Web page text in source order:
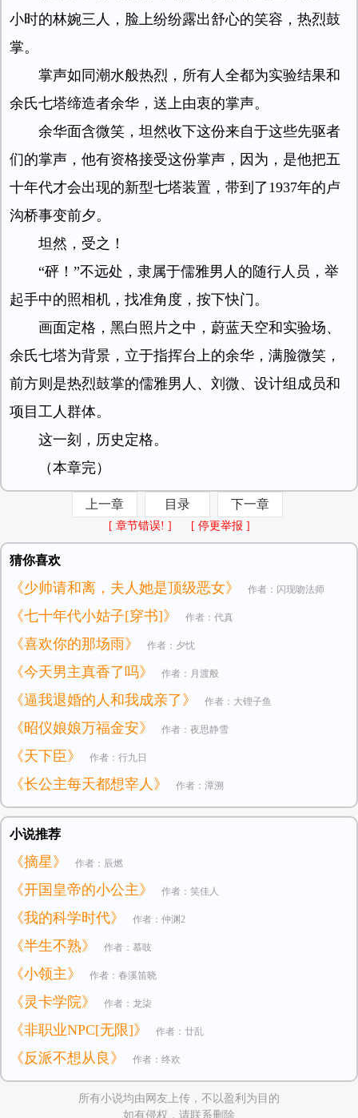
小时的林婉三人，脸上纷纷露出舒心的笑容，热烈鼓
掌。
掌声如同潮水般热烈，所有人全都为实验结果和
余氏七塔缔造者余华，送上由衷的掌声。
余华面含微笑，坦然收下这份来自于这些先驱者
们的掌声，他有资格接受这份掌声，因为，是他把五
十年代才会出现的新型七塔装置，带到了1937年的卢
沟桥事变前夕。
坦然，受之！
“砰！”不远处，隶属于儒雅男人的随行人员，举
起手中的照相机，找准角度，按下快门。
画面定格，黑白照片之中，蔚蓝天空和实验场、
余氏七塔为背景，立于指挥台上的余华，满脸微笑，
前方则是热烈鼓掌的儒雅男人、刘微、设计组成员和
项目工人群体。
这一刻，历史定格。
（本章完）
上一章 目录 下一章
[ 章节错误! ] [ 停更举报 ]
猜你喜欢
《少帅请和离，夫人她是顶级恶女》 作者：闪现吻法师
《七十年代小姑子[穿书]》 作者：代真
《喜欢你的那场雨》 作者：夕忱
《今天男主真香了吗》 作者：月渡般
《逼我退婚的人和我成亲了》 作者：大锂子鱼
《昭仪娘娘万福金安》 作者：夜思静雪
《天下臣》 作者：行九日
《长公主每天都想宰人》 作者：潭溯
小说推荐
《摘星》 作者：辰燃
《开国皇帝的小公主》 作者：笑佳人
《我的科学时代》 作者：仲渊2
《半生不熟》 作者：慕吱
《小领主》 作者：春溪笛晓
《灵卡学院》 作者：龙柒
《非职业NPC[无限]》 作者：廿乱
《反派不想从良》 作者：终欢
所有小说均由网友上传，不以盈利为目的
如有侵权，请联系删除